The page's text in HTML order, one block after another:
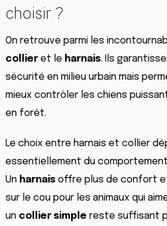
choisir ?
On retrouve parmi les
collieret le harnais. Ils
sécurité en milieu urbain mais
mieux contrôler les chiens
en forêt.
Le choix entre harnais et collier
essentiellement du comportement
Un harnaisoffre plus de confort
sur le cou pour les animaux qui
un collier simple reste suffisant